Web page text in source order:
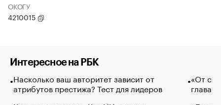
ОКОГУ
4210015
Интересное на РБК
Насколько ваш авторитет зависит от
атрибутов престижа? Тест для лидеров
«От
глава